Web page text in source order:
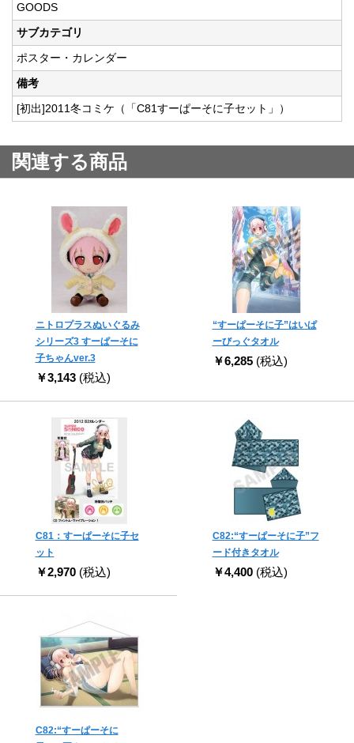
GOODS
サブカテゴリ
ポスター・カレンダー
備考
[初出]2011冬コミケ（「C81すーぱーそに子セット」）
関連する商品
ニトロプラスぬいぐるみ
シリーズ3 すーぱーそに
子ちゃんver.3
￥3,143 (税込)
“すーぱーそに子”はいぱ
ーびっぐタオル
￥6,285 (税込)
C81：すーぱーそに子セ
ット
￥2,970 (税込)
C82:“すーぱーそに子”フ
ード付きタオル
￥4,400 (税込)
C82:“すーぱーそに